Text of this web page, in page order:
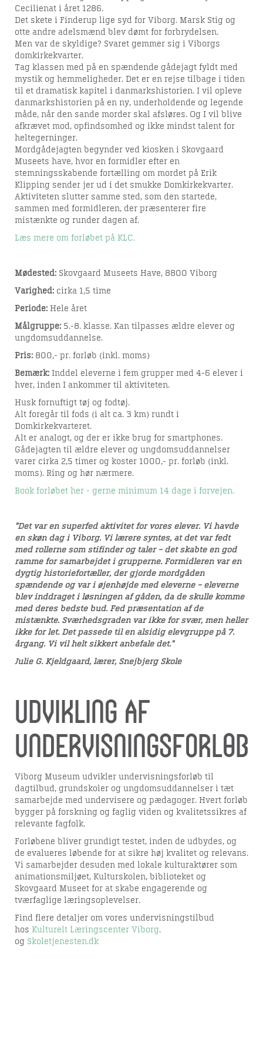
Cecilienat i året 1286.
Det skete i Finderup lige syd for Viborg. Marsk Stig og
otte andre adelsmænd blev dømt for forbrydelsen.
Men var de skyldige? Svaret gemmer sig i Viborgs
domkirkekvarter.
Tag klassen med på en spændende gådejagt fyldt med
mystik og hemmeligheder. Det er en rejse tilbage i tiden
til et dramatisk kapitel i danmarkshistorien. I vil opleve
danmarkshistorien på en ny, underholdende og legende
måde, når den sande morder skal afsløres. Og I vil blive
afkrævet mod, opfindsomhed og ikke mindst talent for
heltegerninger.
Mordgådejagten begynder ved kiosken i Skovgaard
Museets have, hvor en formidler efter en
stemningsskabende fortælling om mordet på Erik
Klipping sender jer ud i det smukke Domkirkekvarter.
Aktiviteten slutter samme sted, som den startede,
sammen med formidleren, der præsenterer fire
mistænkte og runder dagen af.
Læs mere om forløbet på KLC.
Mødested: Skovgaard Museets Have, 8800 Viborg
Varighed: cirka 1,5 time
Periode: Hele året
Målgruppe: 5.-8. klasse. Kan tilpasses ældre elever og
ungdomsuddannelse.
Pris: 800,- pr. forløb (inkl. moms)
Bemærk: Inddel eleverne i fem grupper med 4-6 elever i
hver, inden I ankommer til aktiviteten.
Husk fornuftigt tøj og fodtøj.
Alt foregår til fods (i alt ca. 3 km) rundt i
Domkirkekvarteret.
Alt er analogt, og der er ikke brug for smartphones.
Gådejagten til ældre elever og ungdomsuddannelser
varer cirka 2,5 timer og koster 1000,- pr. forløb (inkl.
moms). Ring og hør nærmere.
Book forløbet her - gerne minimum 14 dage i forvejen.
"Det var en superfed aktivitet for vores elever. Vi havde
en skøn dag i Viborg. Vi lærere syntes, at det var fedt
med rollerne som stifinder og taler – det skabte en god
ramme for samarbejdet i grupperne. Formidleren var en
dygtig historiefortæller, der gjorde mordgåden
spændende og var i øjenhøjde med eleverne – eleverne
blev inddraget i løsningen af gåden, da de skulle komme
med deres bedste bud. Fed præsentation af de
mistænkte. Sværhedsgraden var ikke for svær, men heller
ikke for let. Det passede til en alsidig elevgruppe på 7.
årgang. Vi vil helt sikkert anbefale det."
Julie G. Kjeldgaard, lærer, Snejbjerg Skole
Udvikling af
undervisningsforløb
Viborg Museum udvikler undervisningsforløb til
dagtilbud, grundskoler og ungdomsuddannelser i tæt
samarbejde med undervisere og pædagoger. Hvert forløb
bygger på forskning og faglig viden og kvalitetssikres af
relevante fagfolk.
Forløbene bliver grundigt testet, inden de udbydes, og
de evalueres løbende for at sikre høj kvalitet og relevans.
Vi samarbejder desuden med lokale kulturaktører som
animationsmiljøet, Kulturskolen, biblioteket og
Skovgaard Museet for at skabe engagerende og
tværfaglige læringsoplevelser.
Find flere detaljer om vores undervisningstilbud
hos Kulturelt Læringscenter Viborg.
og Skoletjenesten.dk